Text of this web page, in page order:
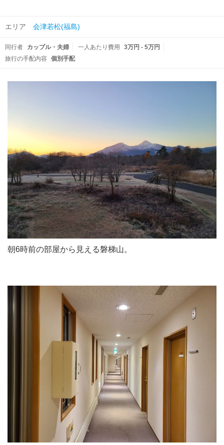
エリア 会津若松(福島)
同行者 カップル・夫婦 一人あたり費用
3万円 - 5万円
旅行の手配内容
個別手配
朝6時前の部屋から見える磐梯山。